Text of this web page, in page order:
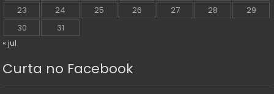
23
24 25 26 27 28
29
30
31
« jul
Curta no Facebook